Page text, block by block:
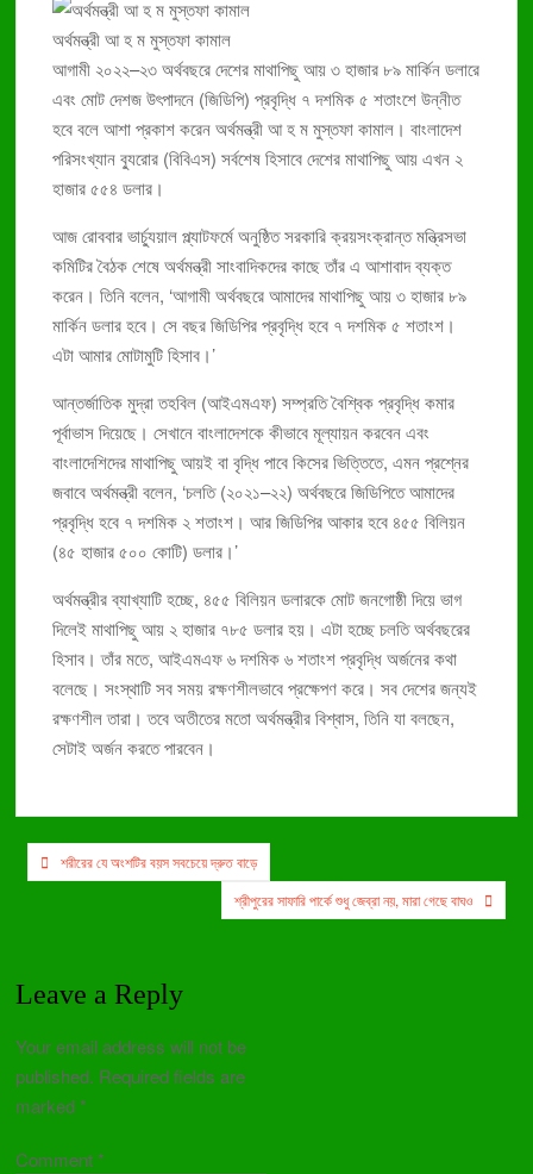
ডেঙ্গুতে আরও ৬ মৃত্যু, নতুন ভর্তি ৮৬৯ জন
৮৩ হাজার কারাবন্দীর জন্য চিকিৎসক ৪ জন
বছরে প্রায় দুই হাজার মানুষ লিম্ফোমায় মারা যায়
ঢামেকে ইন্টার্ন চিকিৎসকদের কর্মবিরতি প্রত্যাহার
অর্থমন্ত্রী আ হ ম মুস্তফা কামাল
আগামী ২০২২–২৩ অর্থবছরে দেশের মাথাপিছু আয় ৩ হাজার ৮৯ মার্কিন ডলারে
এবং মোট দেশজ উৎপাদনে (জিডিপি) প্রবৃদ্ধি ৭ দশমিক ৫ শতাংশে উন্নীত
হবে বলে আশা প্রকাশ করেন অর্থমন্ত্রী আ হ ম মুস্তফা কামাল। বাংলাদেশ
পরিসংখ্যান ব্যুরোর (বিবিএস) সর্বশেষ হিসাবে দেশের মাথাপিছু আয় এখন ২
হাজার ৫৫৪ ডলার।
আজ রোববার ভার্চ্যুয়াল প্ল্যাটফর্মে অনুষ্ঠিত সরকারি ক্রয়সংক্রান্ত মন্ত্রিসভা
কমিটির বৈঠক শেষে অর্থমন্ত্রী সাংবাদিকদের কাছে তাঁর এ আশাবাদ ব্যক্ত
করেন। তিনি বলেন, ‘আগামী অর্থবছরে আমাদের মাথাপিছু আয় ৩ হাজার ৮৯
মার্কিন ডলার হবে। সে বছর জিডিপির প্রবৃদ্ধি হবে ৭ দশমিক ৫ শতাংশ।
এটা আমার মোটামুটি হিসাব।’
আন্তর্জাতিক মুদ্রা তহবিল (আইএমএফ) সম্প্রতি বৈশ্বিক প্রবৃদ্ধি কমার
পূর্বাভাস দিয়েছে। সেখানে বাংলাদেশকে কীভাবে মূল্যায়ন করবেন এবং
বাংলাদেশিদের মাথাপিছু আয়ই বা বৃদ্ধি পাবে কিসের ভিত্তিতে, এমন প্রশ্নের
জবাবে অর্থমন্ত্রী বলেন, ‘চলতি (২০২১–২২) অর্থবছরে জিডিপিতে আমাদের
প্রবৃদ্ধি হবে ৭ দশমিক ২ শতাংশ। আর জিডিপির আকার হবে ৪৫৫ বিলিয়ন
(৪৫ হাজার ৫০০ কোটি) ডলার।’
অর্থমন্ত্রীর ব্যাখ্যাটি হচ্ছে, ৪৫৫ বিলিয়ন ডলারকে মোট জনগোষ্ঠী দিয়ে ভাগ
দিলেই মাথাপিছু আয় ২ হাজার ৭৮৫ ডলার হয়। এটা হচ্ছে চলতি অর্থবছরের
হিসাব। তাঁর মতে, আইএমএফ ৬ দশমিক ৬ শতাংশ প্রবৃদ্ধি অর্জনের কথা
বলেছে। সংস্থাটি সব সময় রক্ষণশীলভাবে প্রক্ষেপণ করে। সব দেশের জন্যই
রক্ষণশীল তারা। তবে অতীতের মতো অর্থমন্ত্রীর বিশ্বাস, তিনি যা বলছেন,
সেটাই অর্জন করতে পারবেন।
Postশরীরের যে অংশটির বয়স সবচেয়ে দ্রুত বাড়ে
শ্রীপুরের সাফারি পার্কে শুধু জেব্রা নয়, মারা গেছে বাঘও
Leave a Reply
Your email address will not be
published. Required fields are
marked *
Comment *